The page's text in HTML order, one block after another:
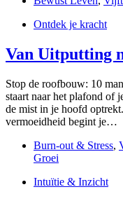
Ontdek je kracht
Van Uitputting
Stop de roofbouw: 10
staart naar het plafond of
de mist in je hoofd
vermoeidheid begint je…
Burn-out & Stress,
Groei
Intuïtie & Inzicht